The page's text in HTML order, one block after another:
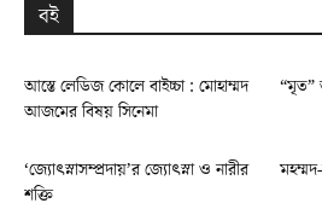
বই
আস্তে লেডিজ কোলে বাইচ্চা : মোহাম্মদ
আজমের বিষয় সিনেমা
“মৃত”
‘জ্যোৎস্নাসম্প্রদায়’র জ্যোৎস্না ও নারীর
শক্তি